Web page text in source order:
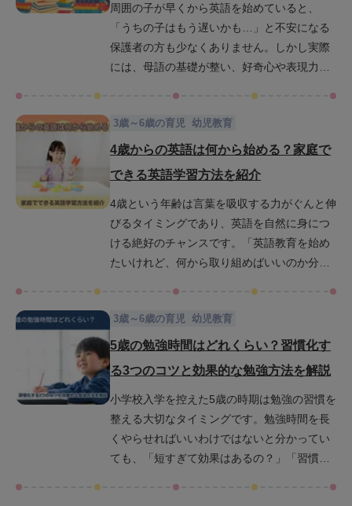
立てば幸いです。
周囲の子が早くから英語を始めていると、
「うちの子はもう遅いかも…」と不安になる
保護者の方も少なくありません。しかし実際
には、母語の基礎が整い、好奇心や表現力が
英語学習のメリットや注意点を紹介しながら5
歳から英語学習を始めるのが遅くない理由を
て楽しく取り入れるための方法や習慣化のコ
ツについて紹介しているので、ぜひご家庭で
活用してみてください。
3歳～6歳の育児 幼児教育
4歳からの英語は何から始める？家庭で
できる英語学習方法を紹介
4歳という年齢は言葉を吸収する力がぐんと伸
びるタイミングであり、英語を自然に身につ
ける絶好のチャンスです。「英語教育を始め
たいけれど、何から取り組めばいいのか分か
ゃるかもしれません。この記事では、4歳児の
発達段階に合わせた英語学習の始め方や無理
の習得法、英語フレーズの語りかけやかけ流
しのコツなどを詳しくご紹介します。英語学
習が親子の「楽しい時間」となるアイデアを
紹介するので、ぜひ最後までご覧ください。
3歳～6歳の育児 幼児教育
5歳の勉強時間はどれくらい？習慣化す
る3つのコツと効果的な勉強方法を解説
小学校入学を控えた5歳の時期は勉強の習慣を
整える大切なタイミングです。勉強時間を長
くやらせればいいわけではないと分かってい
ても、「短すぎて効果はあるの？」「習慣は